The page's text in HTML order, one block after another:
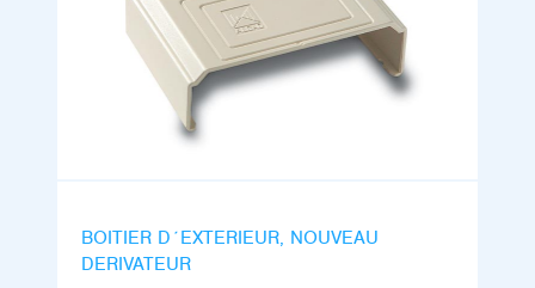
BOITIER D´EXTERIEUR, NOUVEAU
DERIVATEUR